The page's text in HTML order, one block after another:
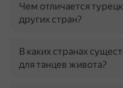
Чем отличается
других стран?
В каких странах
для танцев живота?